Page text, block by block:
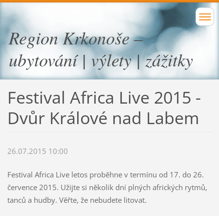
Region Krkonoše –
ubytování | výlety | zážitky
Festival Africa Live 2015 -
Dvůr Králové nad Labem
26.07.2015 10:00
Festival Africa Live letos proběhne v termínu od 17. do 26.
července 2015. Užijte si několik dní plných afrických rytmů,
tanců a hudby. Věřte, že nebudete litovat.